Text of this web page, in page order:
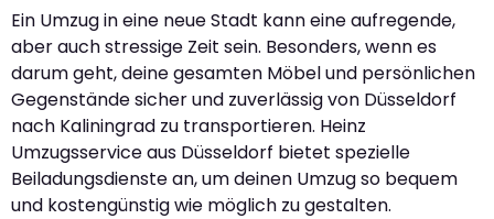
Ein Umzug in eine neue Stadt kann eine aufregende,
aber auch stressige Zeit sein. Besonders, wenn es
darum geht, deine gesamten Möbel und persönlichen
Gegenstände sicher und zuverlässig von Düsseldorf
nach Kaliningrad zu transportieren. Heinz
Umzugsservice aus Düsseldorf bietet spezielle
Beiladungsdienste an, um deinen Umzug so bequem
und kostengünstig wie möglich zu gestalten.